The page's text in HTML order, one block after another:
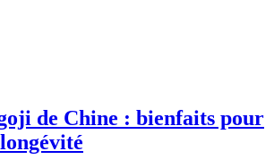
de Chine : bienfaits pour